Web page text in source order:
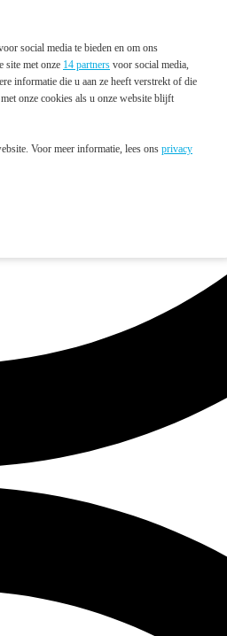
social media te bieden en om ons
site met onze 14 partners voor social media,
informatie die u aan ze heeft verstrekt of die
onze cookies als u onze website blijft
Voor meer informatie, lees ons privacy